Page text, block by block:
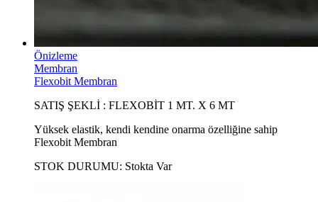
Önizleme
Membran
Flexobit Membran
SATIŞ ŞEKLİ : FLEXOBİT 1 MT. X 6 MT
Yüksek elastik, kendi kendine onarma özelliğine sahip
Flexobit Membran
STOK DURUMU: Stokta Var